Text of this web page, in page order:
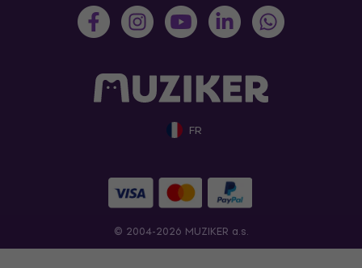
FR
© 2004-2026 MUZIKER a.s.